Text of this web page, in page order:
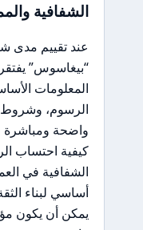
الشفافية
عند تقييم مدى
“بيغاسوس”
المعلومات
الرسوم،
واضحة ومباشرة
كيفية احتساب
الشفافية في
أساسي لبناء
يمكن أن يكون